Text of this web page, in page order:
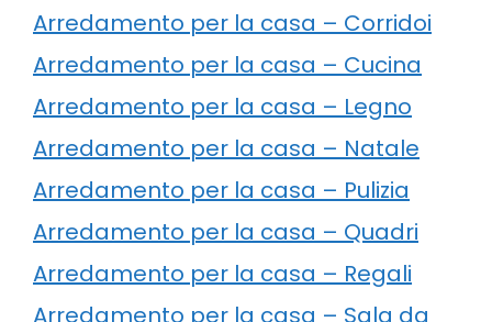
Arredamento per la casa – Corridoi
Arredamento per la casa – Cucina
Arredamento per la casa – Legno
Arredamento per la casa – Natale
Arredamento per la casa – Pulizia
Arredamento per la casa – Quadri
Arredamento per la casa – Regali
Arredamento per la casa – Sala da